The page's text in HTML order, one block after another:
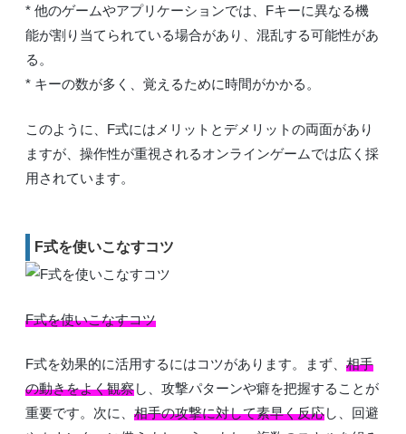
* 他のゲームやアプリケーションでは、Fキーに異なる機
能が割り当てられている場合があり、混乱する可能性があ
る。
* キーの数が多く、覚えるために時間がかかる。
このように、F式にはメリットとデメリットの両面があり
ますが、操作性が重視されるオンラインゲームでは広く採
用されています。
F式を使いこなすコツ
F式を使いこなすコツ
F式を効果的に活用するにはコツがあります。まず、 相手
の動きをよく観察し、攻撃パターンや癖を把握することが
重要です。次に、 相手の攻撃に対して素早く反応し、回避